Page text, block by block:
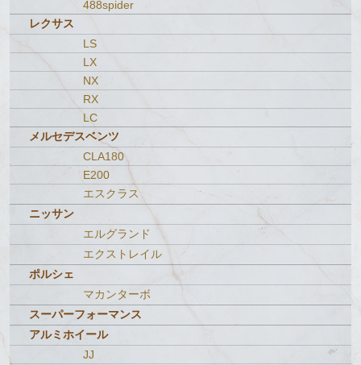
488spider
レクサス
LS
LX
NX
RX
LC
メルセデスベンツ
CLA180
E200
エスクラス
ニッサン
エルグランド
エクストレイル
ポルシェ
マカンターボ
スーパーフォーマンス
アルミホイール
JJ